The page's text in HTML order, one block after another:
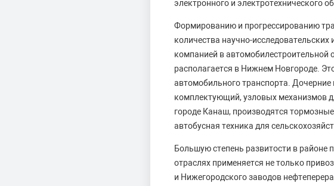
электронного и электротехнического
Формированию и прогрессированию
количества научно-
компанией в автомобилестроительной
располагается в Нижнем Новгороде.
автомобильного транспорта.
комплектующий, узловых механизмов
городе Канаш, производятся
автобусная техника для
Большую степень развитости в
отраслях применяется не только
и Нижегородского заводов